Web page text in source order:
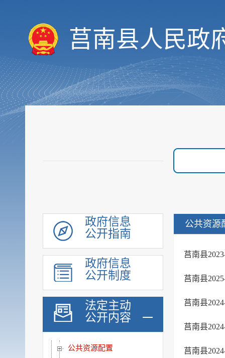
莒南县人民政
政府信息
公开指南
政府信息
公开制度
法定主动
公开内容
优化服务
建议提案公开
政府采购
重点领域信息
社会保险
养老服务
教育信息
医疗卫生
公共文化服务
环境保护信息
食品药品监管
公共资源配置
公共资源
莒南县
莒南县
莒南县
莒南县
莒南县